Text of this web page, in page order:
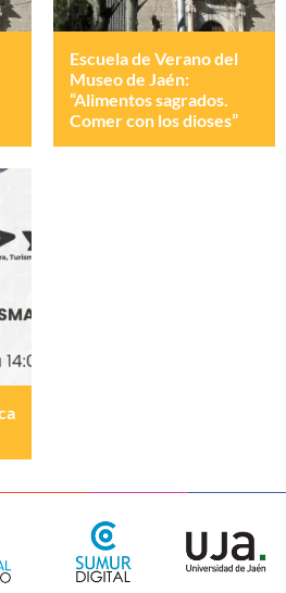
Escuela de Verano del
Museo de Jaén:
“Alimentos sagrados.
Comer con los dioses”